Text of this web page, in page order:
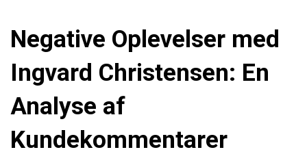
Negative Oplevelser med
Ingvard Christensen: En
Analyse af
Kundekommentarer